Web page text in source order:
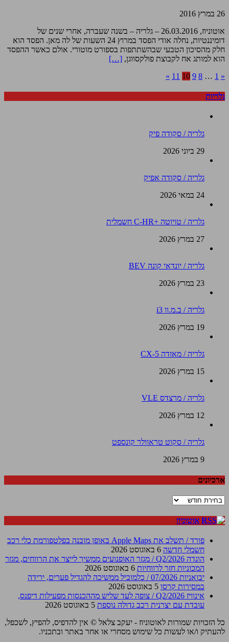
26 במרץ 2016
אוטוניוז, 26.03.2016 – גלריה – בשנה שעברה, אחרי שנים של
דומיננטיות, נחלה אודי הפסד במרוץ 24 השעות של לה מאן. הפסד הוא
חלק מהסיכון הטבעי שבהשתתפות בספורט מוטורי. אולם כאשר ההפסד
הוא למותג אח לקבוצת פולקסווגן, […]
«
1
…
8
9
10
11
»
גלריות
גלריה / סקודה פיק
29 ביוני 2026
גלריה / סקודה אפיק
24 במאי 2026
גלריה / טויוטה +C-HR חשמלית
27 במרץ 2026
גלריה / יונדאי קונה BEV
23 במרץ 2026
גלריה / ב.מ.וו i3
19 במרץ 2026
גלריה / מאזדה CX-5
15 במרץ 2026
גלריה / מרצדס VLE
12 במרץ 2026
גלריה / סקוט טראוולר קונספט
9 במרץ 2026
ארכיונים
ארכיונים
אוטוניוז
פורד / תשלב את Apple Maps באופן מובנה בפלטפורמת כלי רכב
חשמלי חדשה 6 באוגוסט 2026
הונדה Q2/2026 / מגזר האופנועים ממשיך לייצר את הרווחים, מגזר
המכוניות חזר לרווחיות 6 באוגוסט 2026
יבואניות 07/2026 / כלמוביל ממשיכה להגדיל פערים, ירידה
במסירות קרסו 5 באוגוסט 2026
אינוויז Q2/2026 / צופה לעד שליש מההכנסות מפעילות דיפנס,
עובדת עם יצרנית רכב גדולה נוספת 5 באוגוסט 2026
כל הזכויות שמורות לאוטוניוז - יעקב צלאל © אין להדפיס, להפיץ, לשכפל,
להעתיק ו/או לעשות כל שימוש מסחרי או אחר באתר ובתכניו.